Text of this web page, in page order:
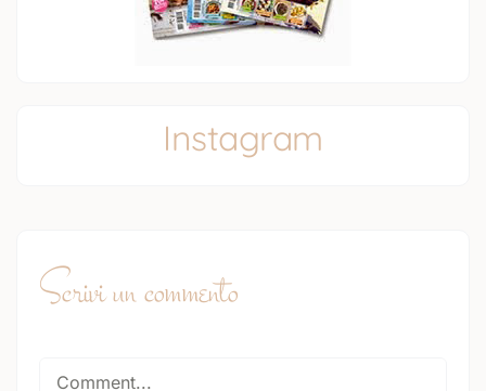
Instagram
Scrivi un commento